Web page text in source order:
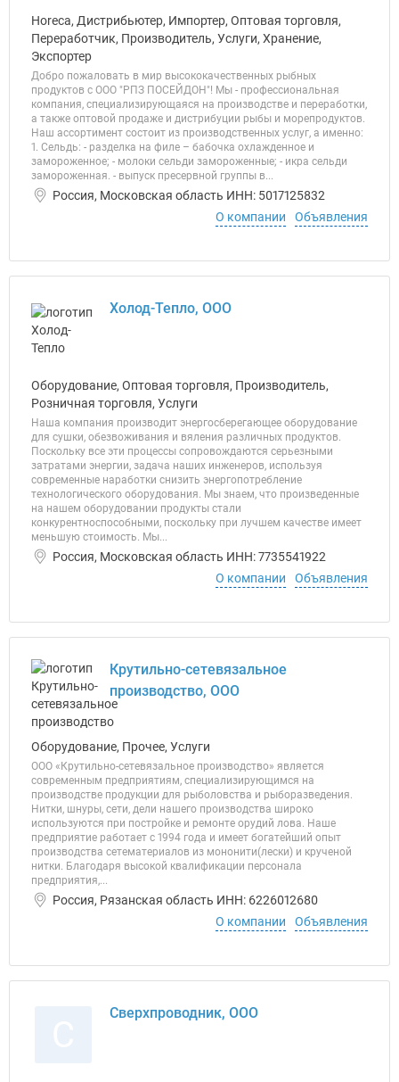
Horeca, Дистрибьютер, Импортер, Оптовая торговля,
Переработчик, Производитель, Услуги, Хранение,
Экспортер
Добро пожаловать в мир высококачественных рыбных
продуктов с ООО "РПЗ ПОСЕЙДОН"! Мы - профессиональная
компания, специализирующаяся на производстве и переработки,
а также оптовой продаже и дистрибуции рыбы и морепродуктов.
Наш ассортимент состоит из производственных услуг, а именно:
1. Сельдь: - разделка на филе – бабочка охлажденное и
замороженное; - молоки сельди замороженные; - икра сельди
замороженная. - выпуск пресервной группы в...
Россия, Московская область ИНН: 5017125832
О компании
Объявления
Холод-Тепло, ООО
Оборудование, Оптовая торговля, Производитель,
Розничная торговля, Услуги
Наша компания производит энергосберегающее оборудование
для сушки, обезвоживания и вяления различных продуктов.
Поскольку все эти процессы сопровождаются серьезными
затратами энергии, задача наших инженеров, используя
современные наработки снизить энергопотребление
технологического оборудования. Мы знаем, что произведенные
на нашем оборудовании продукты стали
конкурентноспособными, поскольку при лучшем качестве имеет
меньшую стоимость. Мы...
Россия, Московская область ИНН: 7735541922
О компании
Объявления
Крутильно-сетевязальное
производство, ООО
Оборудование, Прочее, Услуги
ООО «Крутильно-сетевязальное производство» является
современным предприятиям, специализирующимся на
производстве продукции для рыболовства и рыборазведения.
Нитки, шнуры, сети, дели нашего производства широко
используются при постройке и ремонте орудий лова. Наше
предприятие работает с 1994 года и имеет богатейший опыт
производства сетематериалов из мононити(лески) и крученой
нитки. Благодаря высокой квалификации персонала
предприятия,...
Россия, Рязанская область ИНН: 6226012680
О компании
Объявления
Сверхпроводник, ООО